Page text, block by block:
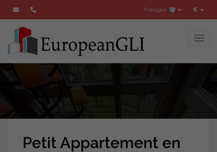
€
Français
Petit Appartement en